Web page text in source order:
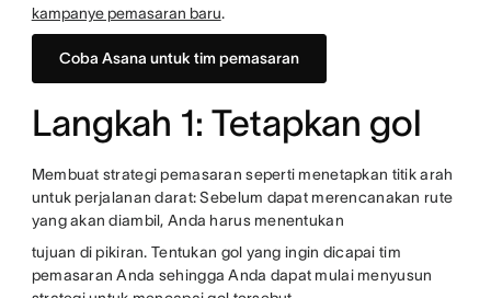
kampanye pemasaran baru.
Coba Asana untuk tim pemasaran
Langkah 1: Tetapkan gol
Membuat strategi pemasaran seperti menetapkan titik arah
untuk perjalanan darat: Sebelum dapat merencanakan rute
yang akan diambil, Anda harus menentukan
tujuan di pikiran. Tentukan gol yang ingin dicapai tim
pemasaran Anda sehingga Anda dapat mulai menyusun